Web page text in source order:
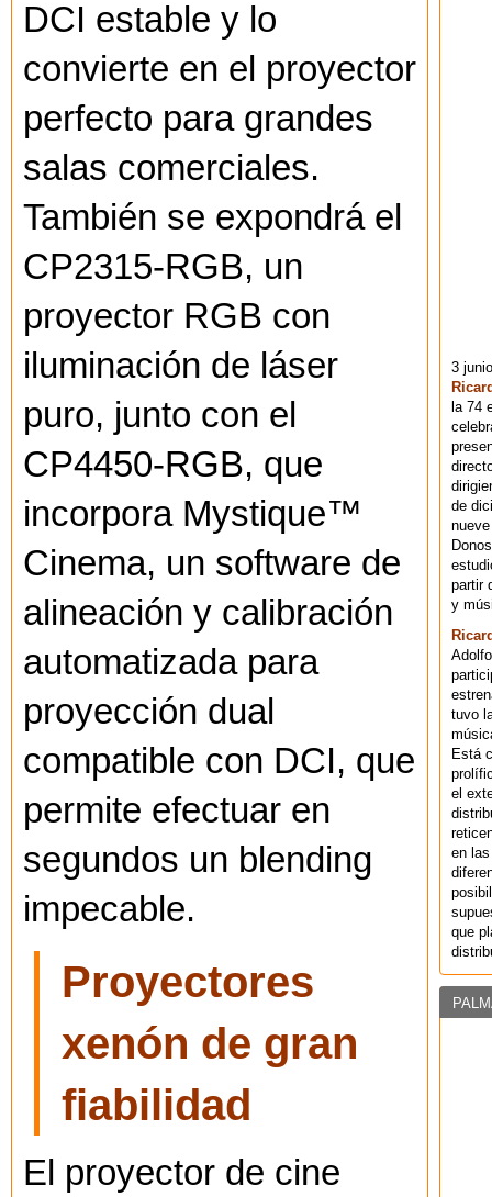
DCI estable y lo
convierte en el proyector
perfecto para grandes
salas comerciales.
También se expondrá el
CP2315-RGB, un
proyector RGB con
iluminación de láser
puro, junto con el
CP4450-RGB, que
incorpora Mystique™
Cinema, un software de
alineación y calibración
automatizada para
proyección dual
compatible con DCI, que
permite efectuar en
segundos un blending
impecable.
Proyectores
xenón de gran
fiabilidad
El proyector de cine
3
la 74
de
partir
y
tuvo
Está
el
en
que